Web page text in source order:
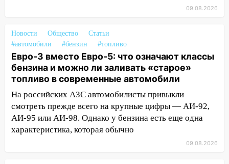
три знака получат шанс, который нельзя
упустить
08.08.2026
20:10 Во время урагана в Ульяновске на
Волге перевернулась лодка
19:55 В Ульяновске упавшее дерево
заблокировало в машине двух женщин
17:15 В Ульяновской области
ремонтируют девять мостов: один уже
09.08.2026
Новости Общество
Статьи
#автомобили
#бензин #топливо
Евро-3 вместо Евро-5: что означают классы
бензина и можно ли заливать «старое»
топливо в современные автомобили
На российских АЗС автомобилисты привыкли
смотреть прежде всего на крупные цифры — АИ-92,
АИ-95 или АИ-98. Однако у бензина есть еще одна
характеристика, которая обычно
09.08.2026